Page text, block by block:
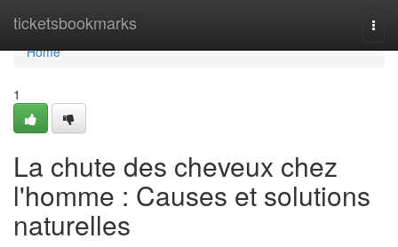
ticketsbookmarks
Home
Home
1
La chute des cheveux chez
l'homme : Causes et solutions
naturelles